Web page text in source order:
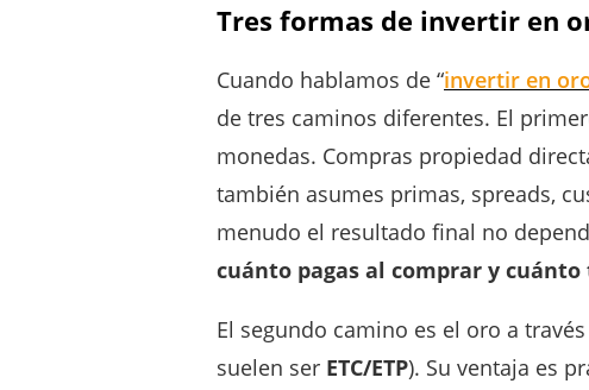
Tres formas de invertir en
Cuando hablamos de “invertir en
de tres caminos diferentes. El
monedas. Compras propiedad
también asumes primas, spreads,
menudo el resultado final no
cuánto pagas al comprar y
El segundo camino es el oro a
suelen ser ETC/ETP). Su ventaja es